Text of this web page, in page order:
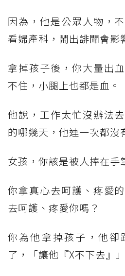
因為，他是公眾人物，
看婦產科，鬧出誹聞會影
拿掉孩子後，你大量出
不住，小腿上也都是血。
他說，工作太忙沒辦法
的哪幾天，他連一次都沒
女孩，你該是被人捧在手
你拿真心去呵護、疼愛
去呵護、疼愛你嗎？
你為他拿掉孩子，他卻
了，「讓他『X不下去』